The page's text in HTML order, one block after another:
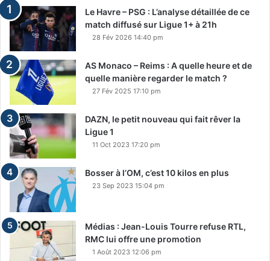
Le Havre – PSG : L’analyse détaillée de ce
match diffusé sur Ligue 1+ à 21h
28 Fév 2026 14:40 pm
AS Monaco – Reims : A quelle heure et de
quelle manière regarder le match ?
27 Fév 2025 17:10 pm
DAZN, le petit nouveau qui fait rêver la
Ligue 1
11 Oct 2023 17:20 pm
Bosser à l’OM, c’est 10 kilos en plus
23 Sep 2023 15:04 pm
Médias : Jean-Louis Tourre refuse RTL,
RMC lui offre une promotion
1 Août 2023 12:06 pm